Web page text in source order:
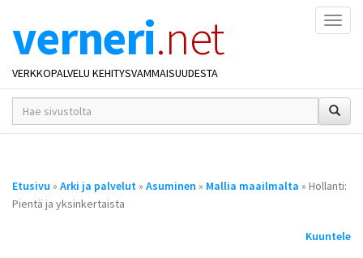
verneri.net
VERKKOPALVELU KEHITYSVAMMAISUUDESTA
hakusana(t)
*
Olet
täällä
Etusivu » Arki ja palvelut» Asuminen » Mallia maailmalta » Hollanti:
Pientä ja yksinkertaista
Kuuntele